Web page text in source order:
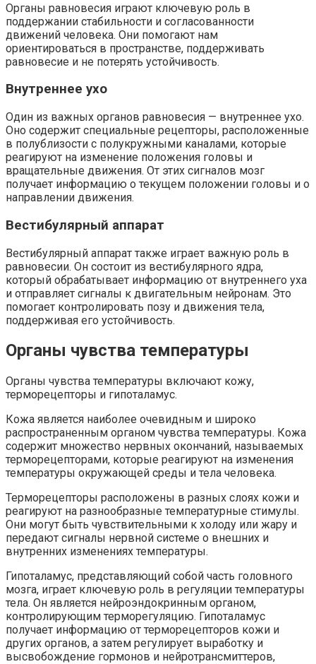
Органы равновесия играют ключевую роль в
поддержании стабильности и согласованности
движений человека. Они помогают нам
ориентироваться в пространстве, поддерживать
равновесие и не потерять устойчивость.
Внутреннее ухо
Один из важных органов равновесия — внутреннее ухо.
Оно содержит специальные рецепторы, расположенные
в полублизости с полукружными каналами, которые
реагируют на изменение положения головы и
вращательные движения. От этих сигналов мозг
получает информацию о текущем положении головы и о
направлении движения.
Вестибулярный аппарат
Вестибулярный аппарат также играет важную роль в
равновесии. Он состоит из вестибулярного ядра,
который обрабатывает информацию от внутреннего уха
и отправляет сигналы к двигательным нейронам. Это
помогает контролировать позу и движения тела,
поддерживая его устойчивость.
Органы чувства температуры
Органы чувства температуры включают кожу,
терморецепторы и гипоталамус.
Кожа является наиболее очевидным и широко
распространенным органом чувства температуры. Кожа
содержит множество нервных окончаний, называемых
терморецепторами, которые реагируют на изменения
температуры окружающей среды и тела человека.
Терморецепторы расположены в разных слоях кожи и
реагируют на разнообразные температурные стимулы.
Они могут быть чувствительными к холоду или жару и
передают сигналы нервной системе о внешних и
внутренних изменениях температуры.
Гипоталамус, представляющий собой часть головного
мозга, играет ключевую роль в регуляции температуры
тела. Он является нейроэндокринным органом,
контролирующим терморегуляцию. Гипоталамус
получает информацию от терморецепторов кожи и
других органов, а затем регулирует выработку и
высвобождение гормонов и нейротрансмиттеров,